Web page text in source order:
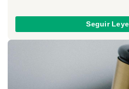
Seguir